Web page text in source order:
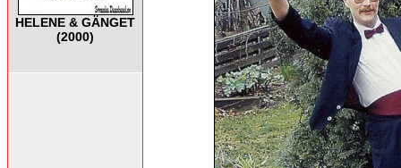
HELENE & GÄNGET
(2000)